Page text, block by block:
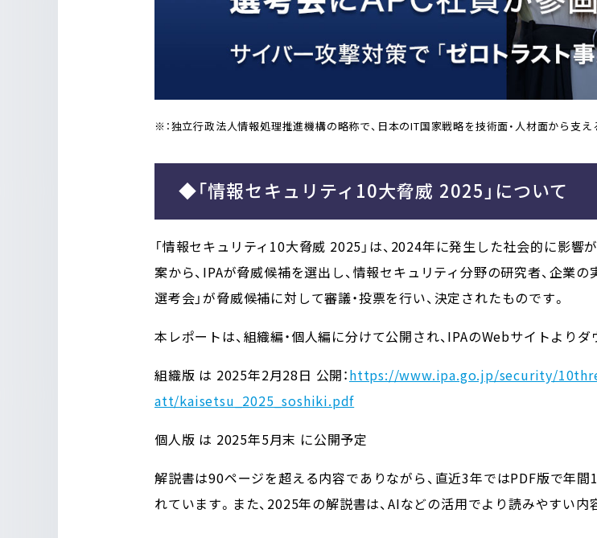
※：独立行政法人情報処理推進機構の略称で、日本のIT国家戦略を技術面・人材面から支
◆「情報セキュリティ10大脅威 2025」について
「情報セキュリティ10大脅威 2025」は、2024年に発生した社会的に影
案から、IPAが脅威候補を選出し、情報セキュリティ分野の研究者、企業
選考会」が脅威候補に対して審議・投票を行い、決定されたものです。
本レポートは、組織編・個人編に分けて公開され、IPAのWebサイトよりダ
組織版 は 2025年2月28日 公開：https://www.ipa.go.jp/security/
att/kaisetsu_2025_soshiki.pdf
個人版 は 2025年5月末 に公開予定
解説書は90ページを超える内容でありながら、直近3年ではPDF版で年
れています。また、2025年の解説書は、AIなどの活用でより読みやすい内